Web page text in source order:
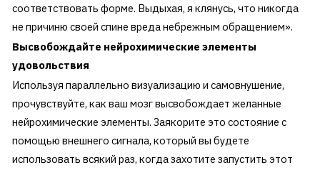
соответствовать форме. Выдыхая, я клянусь, что никогда
не причиню своей спине вреда небрежным обращением».
Высвобождайте нейрохимические элементы
удовольствия
Используя параллельно визуализацию и самовнушение,
прочувствуйте, как ваш мозг высвобождает желанные
нейрохимические элементы. Заякорите это состояние с
помощью внешнего сигнала, который вы будете
использовать всякий раз, когда захотите запустить этот